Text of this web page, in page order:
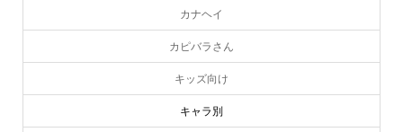
カナヘイ
カピバラさん
キッズ向け
キャラ別